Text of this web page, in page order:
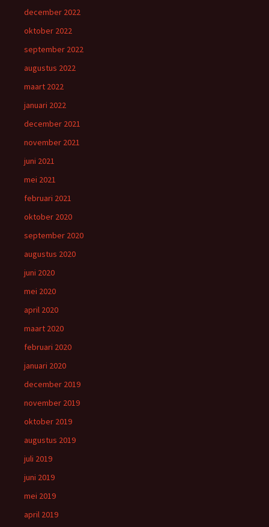
december 2022
oktober 2022
september 2022
augustus 2022
maart 2022
januari 2022
december 2021
november 2021
juni 2021
mei 2021
februari 2021
oktober 2020
september 2020
augustus 2020
juni 2020
mei 2020
april 2020
maart 2020
februari 2020
januari 2020
december 2019
november 2019
oktober 2019
augustus 2019
juli 2019
juni 2019
mei 2019
april 2019